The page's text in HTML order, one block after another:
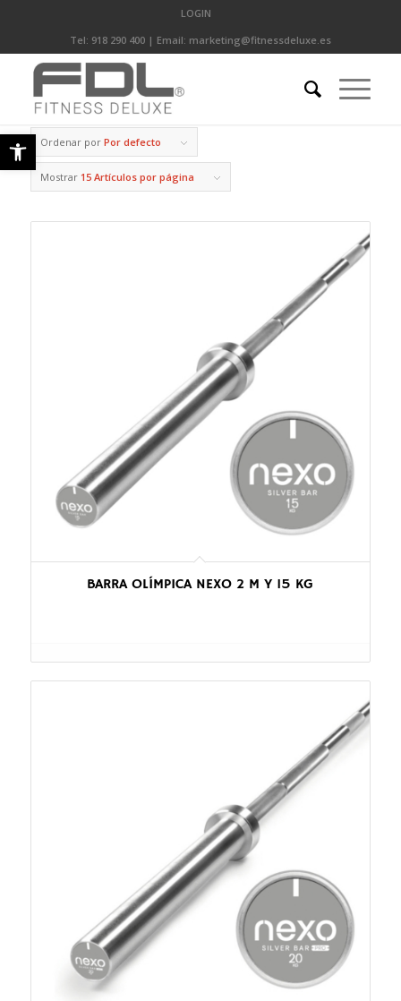
Abrir barra de herramientas
LOGIN
Tel: 918 290 400| Email: marketing@fitnessdeluxe.es
Ordenar por Por defecto
Mostrar 15 Artículos por página
BARRA OLÍMPICA NEXO 2 M Y 15 KG